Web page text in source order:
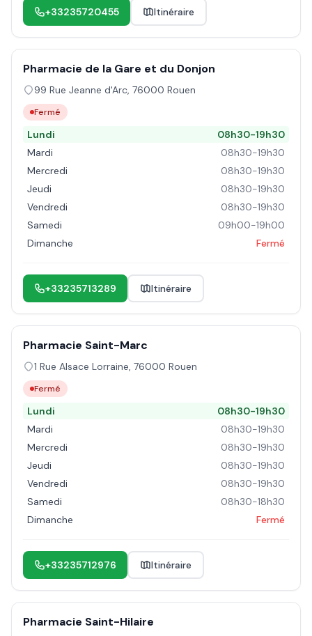
+33235720455 Itinéraire
Pharmacie de la Gare et du Donjon
99 Rue Jeanne d'Arc, 76000 Rouen
Fermé
Lundi
08h30-19h30
Mardi
08h30-19h30
Mercredi
08h30-19h30
Jeudi
08h30-19h30
Vendredi
08h30-19h30
Samedi
09h00-19h00
Dimanche
Fermé
+33235713289 Itinéraire
Pharmacie Saint-Marc
1 Rue Alsace Lorraine, 76000 Rouen
Fermé
Lundi
08h30-19h30
Mardi
08h30-19h30
Mercredi
08h30-19h30
Jeudi
08h30-19h30
Vendredi
08h30-19h30
Samedi
08h30-18h30
Dimanche
Fermé
+33235712976 Itinéraire
Pharmacie Saint-Hilaire